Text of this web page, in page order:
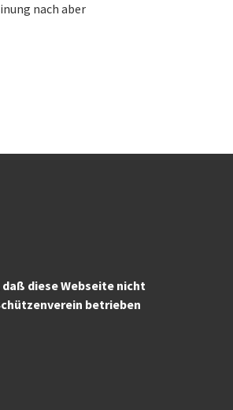
nach aber
diese Webseite nicht
betrieben